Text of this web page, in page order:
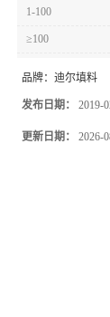
1-100
≥100
品牌： 迪尔填料
发布日期： 2019-
更新日期： 2026-